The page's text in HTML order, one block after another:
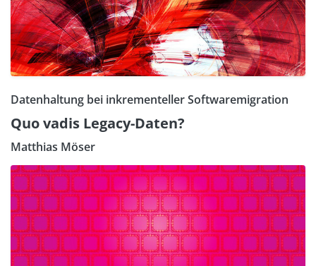
Datenhaltung bei inkrementeller Softwaremigration
Quo vadis Legacy-Daten?
Matthias Möser